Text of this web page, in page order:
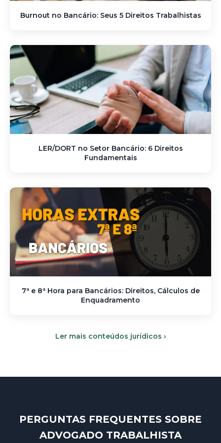
Burnout no Bancário: Seus 5 Direitos Trabalhistas
LER/DORT no Setor Bancário: 6 Direitos
Fundamentais
7ª e 8ª Hora para Bancários: Direitos, Cálculos de
Enquadramento
Ler mais conteúdos jurídicos ›
PERGUNTAS FREQUENTES SOBRE
ADVOGADO TRABALHISTA